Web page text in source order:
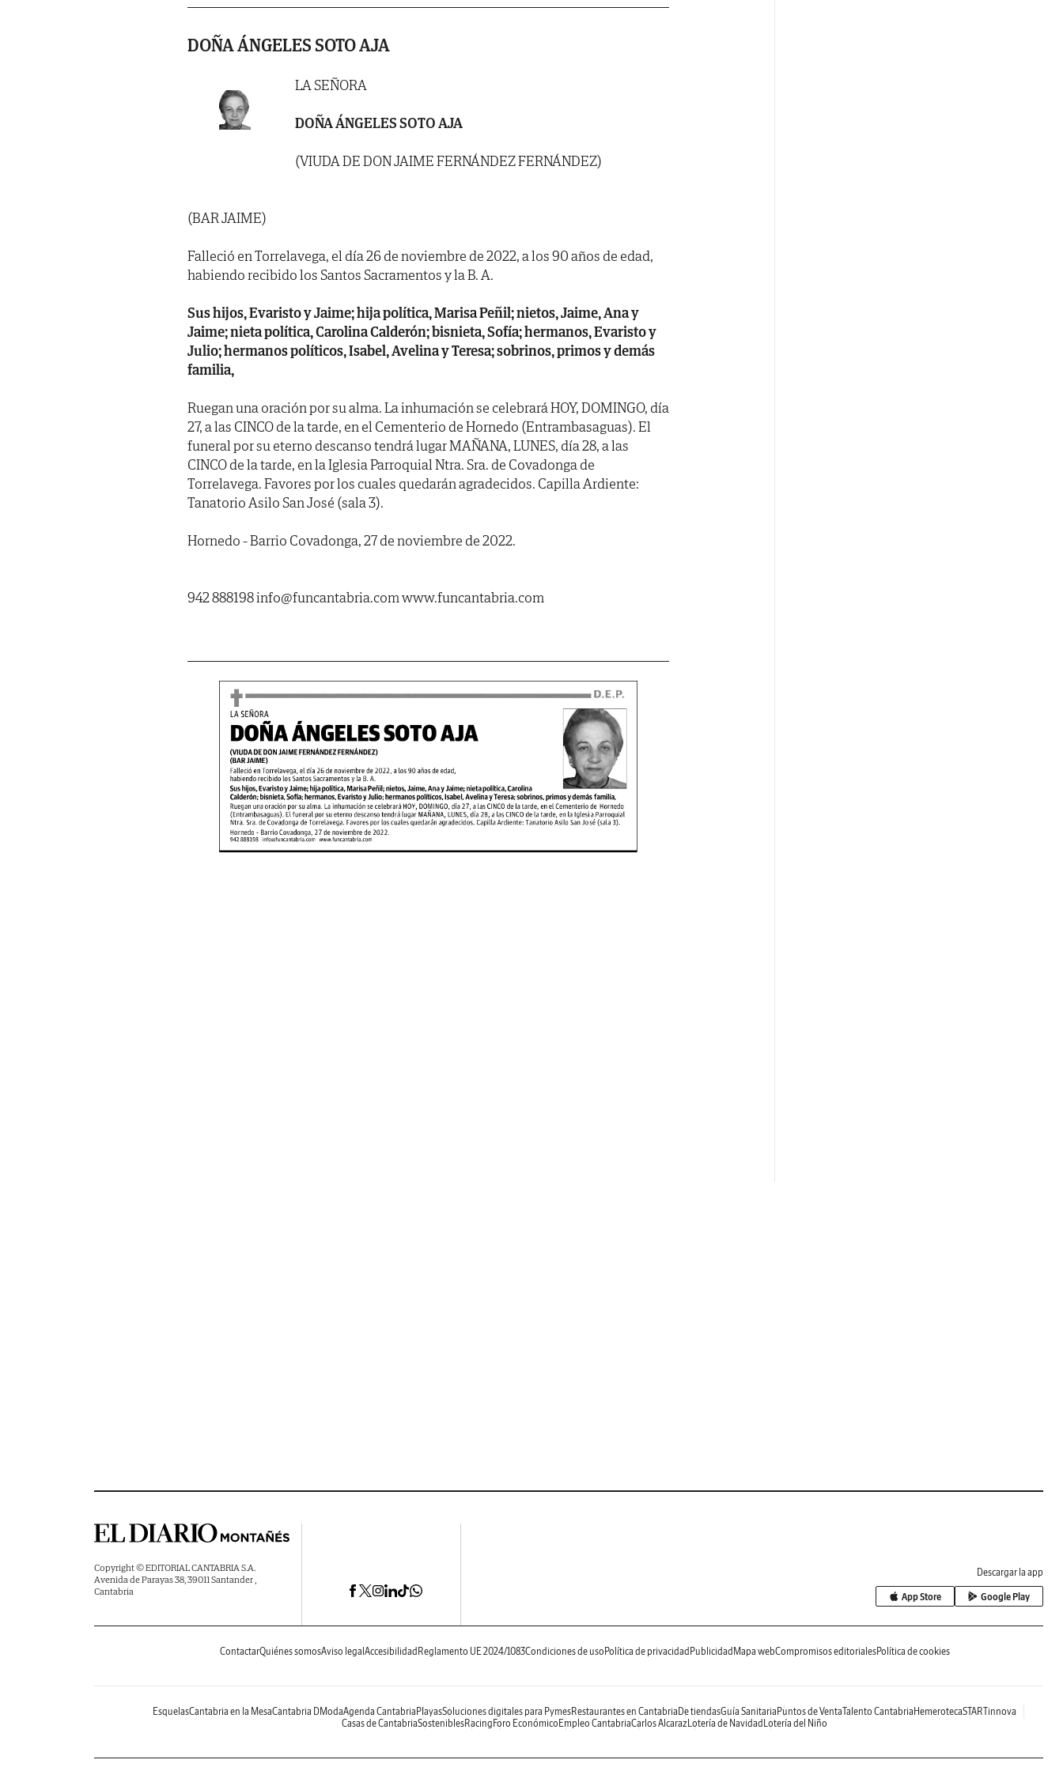
DOÑA ÁNGELES SOTO AJA
LA SEÑORA
DOÑA ÁNGELES SOTO AJA
(VIUDA DE DON JAIME FERNÁNDEZ FERNÁNDEZ)
(BAR JAIME)
Falleció en Torrelavega, el día 26 de noviembre de 2022, a los 90 años de edad,
habiendo recibido los Santos Sacramentos y la B. A.
Sus hijos, Evaristo y Jaime; hija política, Marisa Peñil; nietos, Jaime, Ana y
Jaime; nieta política, Carolina Calderón; bisnieta, Sofía; hermanos, Evaristo y
Julio; hermanos políticos, Isabel, Avelina y Teresa; sobrinos, primos y demás
familia,
Ruegan una oración por su alma. La inhumación se celebrará HOY, DOMINGO, día
27, a las CINCO de la tarde, en el Cementerio de Hornedo (Entrambasaguas). El
funeral por su eterno descanso tendrá lugar MAÑANA, LUNES, día 28, a las
CINCO de la tarde, en la Iglesia Parroquial Ntra. Sra. de Covadonga de
Torrelavega. Favores por los cuales quedarán agradecidos. Capilla Ardiente:
Tanatorio Asilo San José (sala 3).
Hornedo - Barrio Covadonga, 27 de noviembre de 2022.
942 888198 info@funcantabria.com www.funcantabria.com
Copyright © EDITORIAL CANTABRIA S.A.
Avenida de Parayas 38, 39011 Santander ,
Cantabria
Descargar la app
App Store Google Play
ContactarQuiénes somosAviso legal Accesibilidad Reglamento UE 2024/1083Condiciones de uso Política de privacidad Publicidad Mapa webCompromisos editorialesPolítica de cookies
EsquelasCantabria en la MesaCantabria DModaAgenda Cantabria PlayasSoluciones digitales para PymesRestaurantes en Cantabria De tiendasGuía Sanitaria Puntos de VentaTalento Cantabria HemerotecaSTARTinnova
Casas de CantabriaSosteniblesRacing Foro Económico Empleo CantabriaCarlos AlcarazLotería de Navidad Lotería del Niño